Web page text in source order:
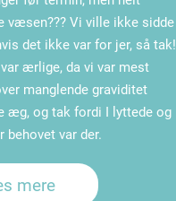
væsen??? Vi ville ikke sidde
det ikke var for jer, så tak!
ærlige, da vi var mest
manglende graviditet
æg, og tak fordi I lyttede og
behovet var der.
mere